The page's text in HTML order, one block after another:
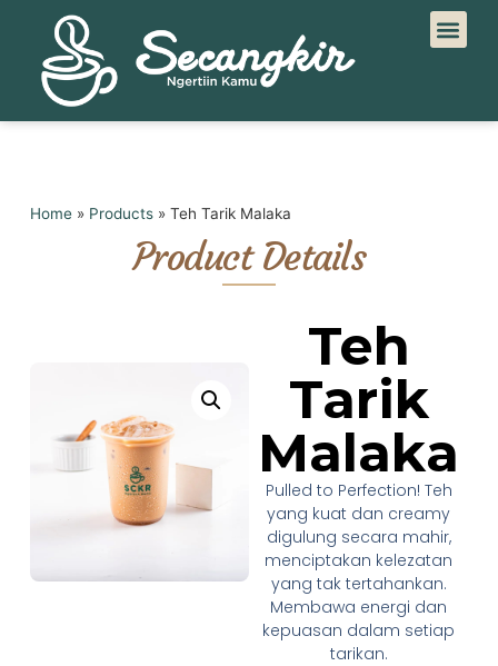
Home» Products» Teh Tarik Malaka
Product Details
Teh
Tarik
Malaka
Pulled to Perfection! Teh
yang kuat dan creamy
digulung secara mahir,
menciptakan kelezatan
yang tak tertahankan.
Membawa energi dan
kepuasan dalam setiap
tarikan.